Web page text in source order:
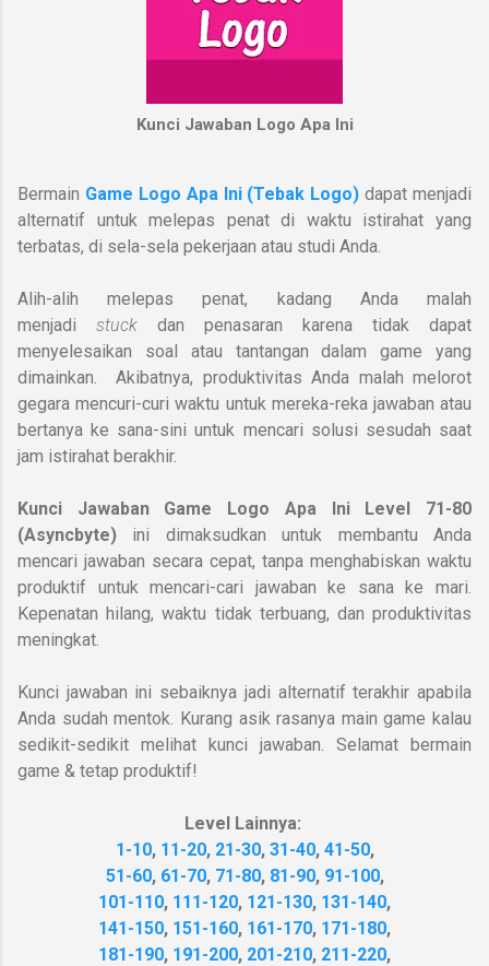
Kunci Jawaban Logo Apa Ini
Bermain Game Logo Apa Ini (Tebak Logo) dapat menjadi
alternatif untuk melepas penat di waktu istirahat yang
terbatas, di sela-sela pekerjaan atau studi Anda.
Alih-alih melepas penat, kadang Anda malah
menjadi stuck dan penasaran karena tidak dapat
menyelesaikan soal atau tantangan dalam game yang
dimainkan. Akibatnya, produktivitas Anda malah melorot
gegara mencuri-curi waktu untuk mereka-reka jawaban atau
bertanya ke sana-sini untuk mencari solusi sesudah saat
jam istirahat berakhir.
Kunci Jawaban Game Logo Apa Ini Level 71-80
(Asyncbyte) ini dimaksudkan untuk membantu Anda
mencari jawaban secara cepat, tanpa menghabiskan waktu
produktif untuk mencari-cari jawaban ke sana ke mari.
Kepenatan hilang, waktu tidak terbuang, dan produktivitas
meningkat.
Kunci jawaban ini sebaiknya jadi alternatif terakhir apabila
Anda sudah mentok. Kurang asik rasanya main game kalau
sedikit-sedikit melihat kunci jawaban. Selamat bermain
game & tetap produktif!
Level Lainnya:
1-10, 11-20, 21-30, 31-40, 41-50,
51-60, 61-70, 71-80, 81-90, 91-100,
101-110, 111-120, 121-130, 131-140,
141-150, 151-160, 161-170, 171-180,
181-190, 191-200, 201-210, 211-220,